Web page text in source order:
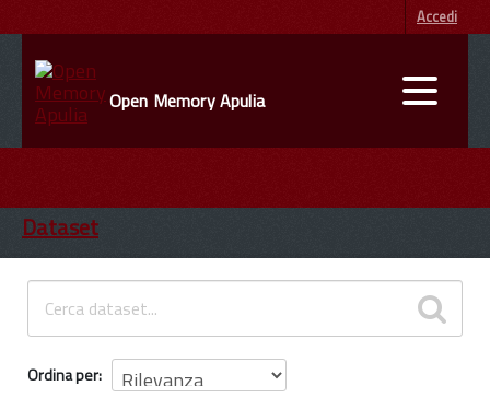
Accedi
Open Memory Apulia
ENTI
INFORMAZIONI
Dataset
Ordina per